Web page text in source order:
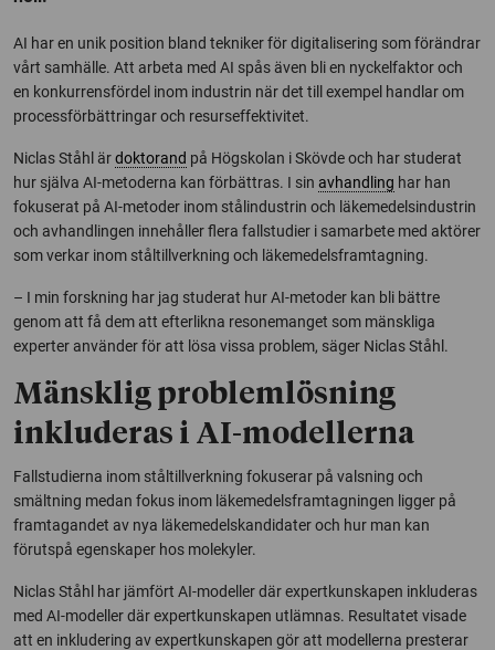
AI har en unik position bland tekniker för digitalisering som förändrar
vårt samhälle. Att arbeta med AI spås även bli en nyckelfaktor och
en konkurrensfördel inom industrin när det till exempel handlar om
processförbättringar och resurseffektivitet.
Niclas Ståhl ärdoktorand på Högskolan i Skövde och har studerat
hur själva AI-metoderna kan förbättras. I sin avhandling har han
fokuserat på AI-metoder inom stålindustrin och läkemedelsindustrin
och avhandlingen innehåller flera fallstudier i samarbete med aktörer
som verkar inom ståltillverkning och läkemedelsframtagning.
– I min forskning har jag studerat hur AI-metoder kan bli bättre
genom att få dem att efterlikna resonemanget som mänskliga
experter använder för att lösa vissa problem, säger Niclas Ståhl.
Mänsklig problemlösning
inkluderas i AI-modellerna
Fallstudierna inom ståltillverkning fokuserar på valsning och
smältning medan fokus inom läkemedelsframtagningen ligger på
framtagandet av nya läkemedelskandidater och hur man kan
förutspå egenskaper hos molekyler.
Niclas Ståhl har jämfört AI-modeller där expertkunskapen inkluderas
med AI-modeller där expertkunskapen utlämnas. Resultatet visade
att en inkludering av expertkunskapen gör att modellerna presterar